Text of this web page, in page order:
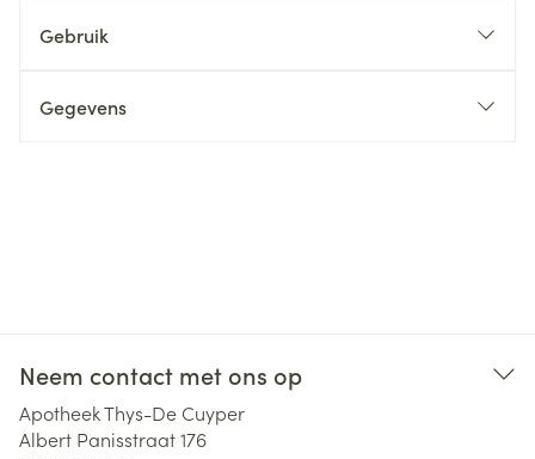
Gebruik
Gegevens
Neem contact met ons op
Apotheek Thys-De Cuyper
Albert Panisstraat 176